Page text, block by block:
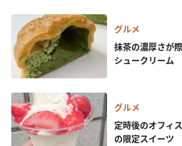
グルメ
抹茶の濃厚さが
シュークリーム
グルメ
定時後のオフィ
の限定スイーツ